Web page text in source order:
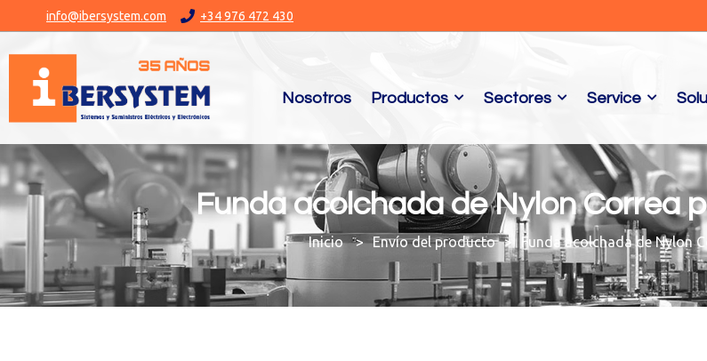
info@ibersystem.com +34 976 472 430
Nosotros Productos Sectores Service
Funda acolchada de Nylon Correa
You are here: Envío del producto Funda acolchada de Nylon